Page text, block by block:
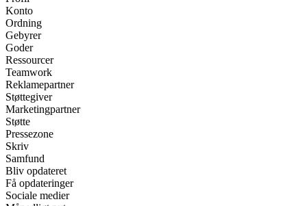
Konto
Ordning
Gebyrer
Goder
Ressourcer
Teamwork
Reklamepartner
Støttegiver
Marketingpartner
Støtte
Pressezone
Skriv
Samfund
Bliv opdateret
Få opdateringer
Sociale medier